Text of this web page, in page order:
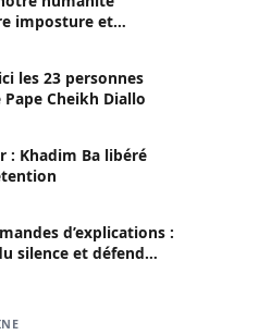
imposture et
Pr Moussa Seydi)
les 23 personnes
Pape Cheikh Diallo
: Khadim Ba libéré
d’explications :
silence et défend